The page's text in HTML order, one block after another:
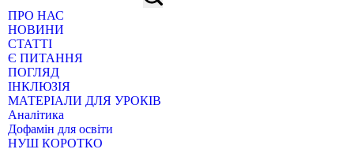
ПРО НАС
НОВИНИ
СТАТТІ
Є ПИТАННЯ
ПОГЛЯД
ІНКЛЮЗІЯ
МАТЕРІАЛИ ДЛЯ УРОКІВ
Аналітика
Дофамін для освіти
НУШ КОРОТКО